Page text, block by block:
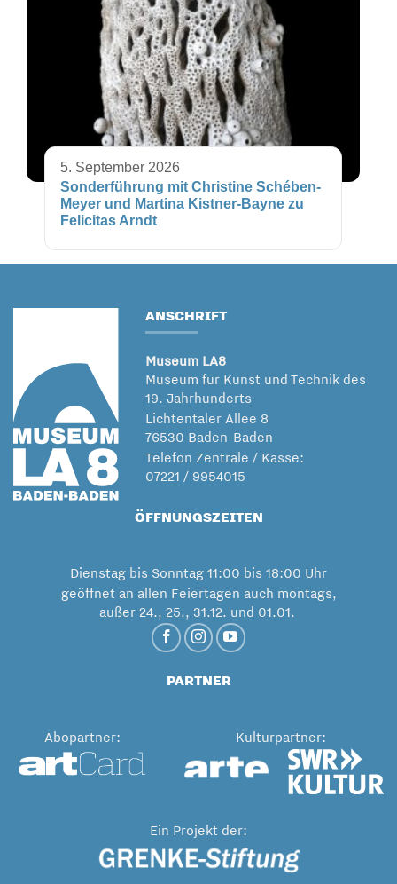
5. September 2026
Sonderführung mit Christine Schében-
Meyer und Martina Kistner-Bayne zu
Felicitas Arndt
ANSCHRIFT
Museum LA8
Museum für Kunst und Technik des
19. Jahrhunderts
Lichtentaler Allee 8
76530 Baden-Baden
Telefon Zentrale / Kasse:
07221 / 9954015
ÖFFNUNGSZEITEN
Dienstag bis Sonntag 11:00 bis 18:00 Uhr
geöffnet an allen Feiertagen auch montags,
außer 24., 25., 31.12. und 01.01.
PARTNER
Abopartner: Kulturpartner:
Ein Projekt der: